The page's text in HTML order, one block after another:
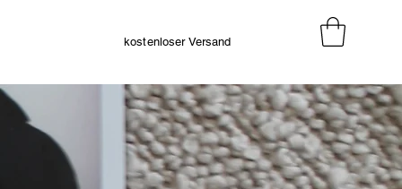
kostenloser Versand